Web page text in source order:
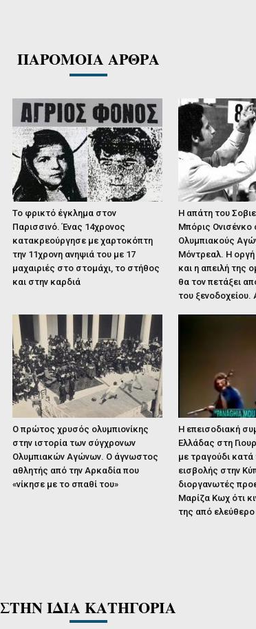
ΠΑΡΟΜΟΙΑ ΑΡΘΡΑ
Το φρικτό έγκλημα στον
Παρισσινό. Ένας 14χρονος
κατακρεούργησε με χαρτοκόπτη
την 11χρονη ανηψιά του με 17
μαχαιριές στο στομάχι, το στήθος
και στην καρδιά
Η απάτη του
Μπόρις Ονισένκο
Ολυμπιακούς
Μόντρεαλ. Η
και η απειλή της
θα τον πετάξει
του
Ο πρώτος χρυσός ολυμπιονίκης
στην ιστορία των σύγχρονων
Ολυμπιακών Αγώνων. Ο άγνωστος
αθλητής από την Αρκαδία που
«νίκησε με το σπαθί του»
Η επεισοδιακή
Ελλάδας στη
με τραγούδι κατά
εισβολής στην
διοργανωτές
Μαρίζα Κωχ ότι
της από
ΣΤΗΝ ΙΔΙΑ ΚΑΤΗΓΟΡΙΑ